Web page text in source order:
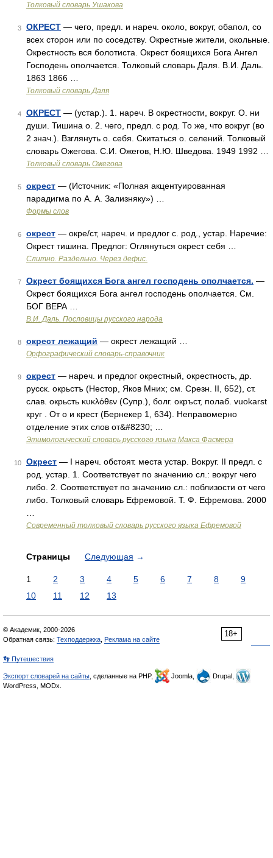
Толковый словарь Ушакова
3 ОКРЕСТ — чего, предл. и нареч. около, вокруг, обапол, со
всех сторон или по соседству. Окрестные жители, окольные.
Окрестность вся болотиста. Окрест боящихся Бога Ангел
Господень ополчается. Толковый словарь Даля. В.И. Даль.
1863 1866 …
Толковый словарь Даля
4 ОКРЕСТ — (устар.). 1. нареч. В окрестности, вокруг. О. ни
души. Тишина о. 2. чего, предл. с род. То же, что вокруг (во
2 знач.). Взглянуть о. себя. Скитаться о. селений. Толковый
словарь Ожегова. С.И. Ожегов, Н.Ю. Шведова. 1949 1992 …
Толковый словарь Ожегова
5 окрест — (Источник: «Полная акцентуированная
парадигма по А. А. Зализняку») …
Формы слов
6 окрест — окре/ст, нареч. и предлог с. род., устар. Наречие:
Окрест тишина. Предлог: Оглянуться окрест себя …
Слитно. Раздельно. Через дефис.
7 Окрест боящихся Бога ангел господень ополчается. —
Окрест боящихся Бога ангел господень ополчается. См.
БОГ ВЕРА …
В.И. Даль. Пословицы русского народа
8 окрест лежащий — окрест лежащий …
Орфографический словарь-справочник
9 окрест — нареч. и предлог окрестный, окрестность, др.
русск. окрьстъ (Нестор, Яков Мних; см. Срезн. II, 652), ст.
слав. окрьсть κυκλόθεν (Супр.), болг. окръст, полаб. vuokarst
круг . От о и крест (Бернекер 1, 634). Неправомерно
отделение этих слов от&#8230; …
Этимологический словарь русского языка Макса Фасмера
10 Окрест — I нареч. обстоят. места устар. Вокруг. II предл. с
род. устар. 1. Соответствует по значению сл.: вокруг чего
либо. 2. Соответствует по значению сл.: поблизости от чего
либо. Толковый словарь Ефремовой. Т. Ф. Ефремова. 2000
Современный толковый словарь русского языка Ефремовой
Страницы Следующая →
1 2 3 4 5 6 7 8
9
10
11 12 13
18+
© Академик, 2000-2026
Обратная связь: Техподдержка Реклама на сайте
👣 Путешествия
Экспорт словарей на сайты , сделанные на PHP, Joomla,
Drupal,
WordPress, MODx.